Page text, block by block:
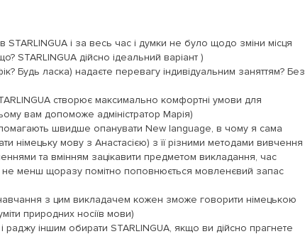
STARLINGUA і за весь час і думки не було щодо зміни місця
STARLINGUA дійсно ідеальний варіант )
Будь ласка) надаєте перевагу індивідуальним заняттям? Без
створює максимально комфортні умови для
вам допоможе адміністратор Марія)
швидше опанувати New language, в чому я сама
німецьку мову з Анастасією) з її різними методами вивчення
та вмінням зацікавити предметом викладання, час
не менш щоразу помітно поповнюється мовленєвий запас
навчання з цим викладачем кожен зможе говорити німецькою
природних носіїв мови)
іншим обирати STARLINGUA, якщо ви дійсно прагнете